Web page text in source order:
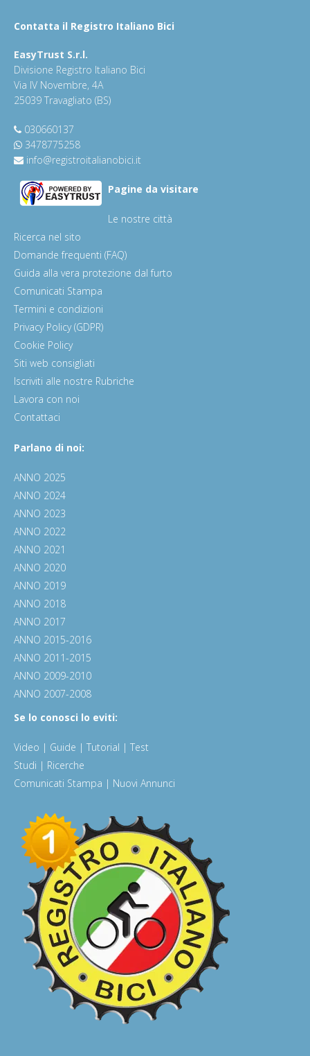
Contatta il Registro Italiano Bici
EasyTrust S.r.l.
Divisione Registro Italiano Bici
Via IV Novembre, 4A
25039 Travagliato (BS)
030660137
3478775258
info@registroitalianobici.it
Pagine da visitare
Le nostre città
Ricerca nel sito
Domande frequenti (FAQ)
Guida alla vera protezione dal furto
Comunicati Stampa
Termini e condizioni
Privacy Policy (GDPR)
Cookie Policy
Siti web consigliati
Iscriviti alle nostre Rubriche
Lavora con noi
Contattaci
Parlano di noi:
ANNO 2025
ANNO 2024
ANNO 2023
ANNO 2022
ANNO 2021
ANNO 2020
ANNO 2019
ANNO 2018
ANNO 2017
ANNO 2015-2016
ANNO 2011-2015
ANNO 2009-2010
ANNO 2007-2008
Se lo conosci lo eviti:
Video | Guide | Tutorial | Test
Studi | Ricerche
Comunicati Stampa | Nuovi Annunci